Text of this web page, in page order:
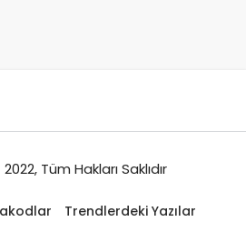
Tüm Hakları Saklıdır
Trendlerdeki Yazılar